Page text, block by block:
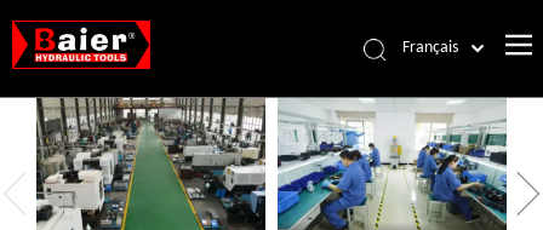
Français
Español
Pусский
العربية
English